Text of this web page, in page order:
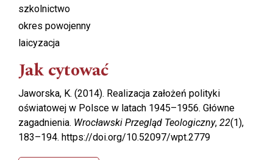
szkolnictwo
okres powojenny
laicyzacja
Jak cytować
Jaworska, K. (2014). Realizacja założeń polityki
oświatowej w Polsce w latach 1945–1956. Główne
zagadnienia. Wrocławski Przegląd Teologiczny, 22(1),
183–194. https://doi.org/10.52097/wpt.2779